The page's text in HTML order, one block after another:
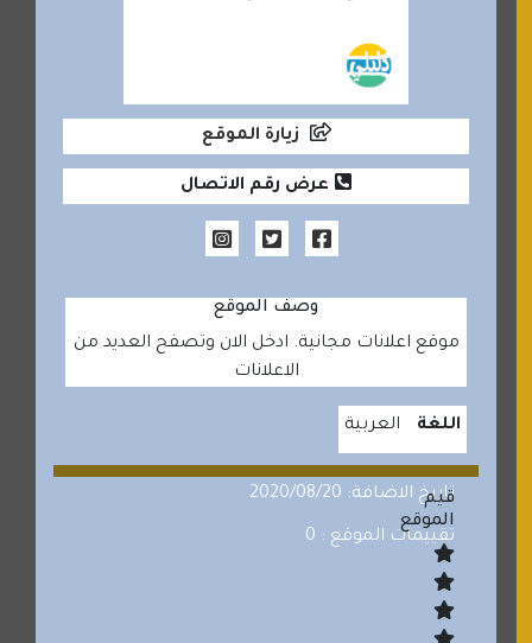
زيارة الموقع
عرض رقم الاتصال
وصف الموقع
موقع اعلانات مجانية. ادخل الان وتصفح العديد من
الاعلانات
اللغة العربية
تاريخ الاضافة: 2020/08/20
تقييمات الموقع : 0
قيم
الموقع